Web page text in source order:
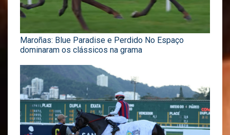
Maroñas: Blue Paradise e Perdido No Espaço
dominaram os clássicos na grama